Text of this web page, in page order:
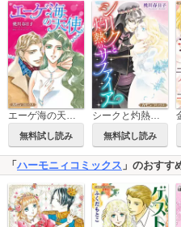
エーゲ海の天使【新装版】
無料試し読み
シークと灼熱のサファイア【新装版】
無料試し読み
「 ハーモニィコミックス 」のおすす